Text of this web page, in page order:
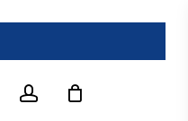
searchaccount